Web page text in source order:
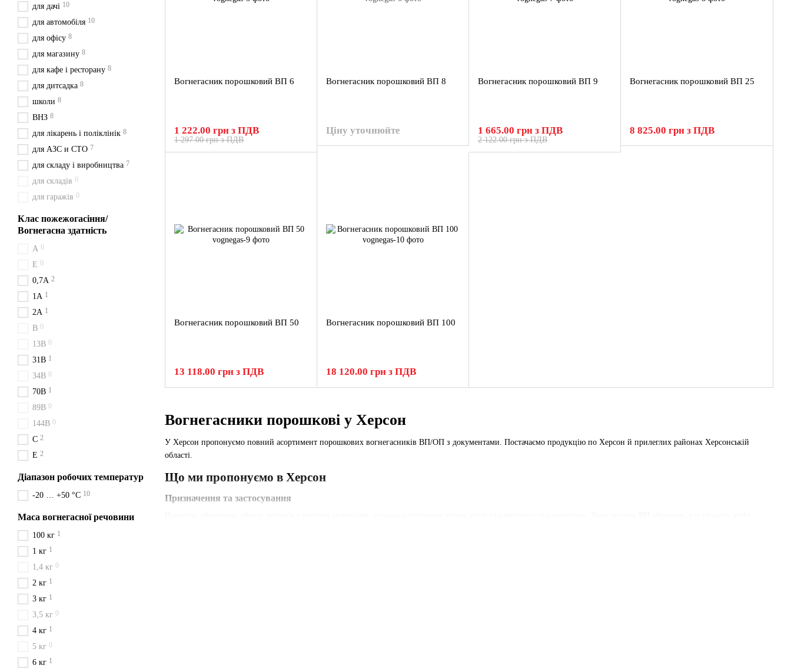
Вогнегасники порошкові у Херсон
У Херсон пропонуємо повний асортимент порошкових вогнегасників ВП/ОП з документами. Постачаємо продукцію по Херсон й прилеглих районах Херсонській
області.
Що ми пропонуємо в Херсон
Призначення та застосування
Вогнегасник порошковий ВП 6
1 297.00 грн з ПДВ
1 222.00 грн з ПДВ
Вогнегасник порошковий ВП 8
Ціну уточнюйте
Вогнегасник порошковий ВП 9
2 122.00 грн з ПДВ
1 665.00 грн з ПДВ
Вогнегасник порошковий ВП 25
8 825.00 грн з ПДВ
Вогнегасник порошковий ВП 50
13 118.00 грн з ПДВ
Вогнегасник порошковий ВП 100
18 120.00 грн з ПДВ
для дачі 10
для автомобіля 10
для офісу 8
для магазину 8
для кафе і ресторану 8
для дитсадка 8
школи 8
ВНЗ 8
для лікарень і поліклінік 8
для АЗС и СТО 7
для складу і виробництва 7
для складів 0
для гаражів 0
Клас пожежогасіння/
Вогнегасна здатність
A 0
Е 0
0,7А 2
1A 1
2A 1
B 0
13B 0
31B 1
34B 0
70B 1
89B 0
144B 0
C 2
E 2
Діапазон робочих температур
-20 … +50 °C 10
Маса вогнегасної речовини
100 кг 1
1 кг 1
1,4 кг 0
2 кг 1
3 кг 1
3,5 кг 0
4 кг 1
5 кг 0
6 кг 1